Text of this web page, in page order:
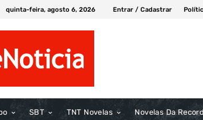
quinta-feira, agosto 6, 2026 Entrar / Cadastrar
SBT TNT Novelas Novelas Da Record